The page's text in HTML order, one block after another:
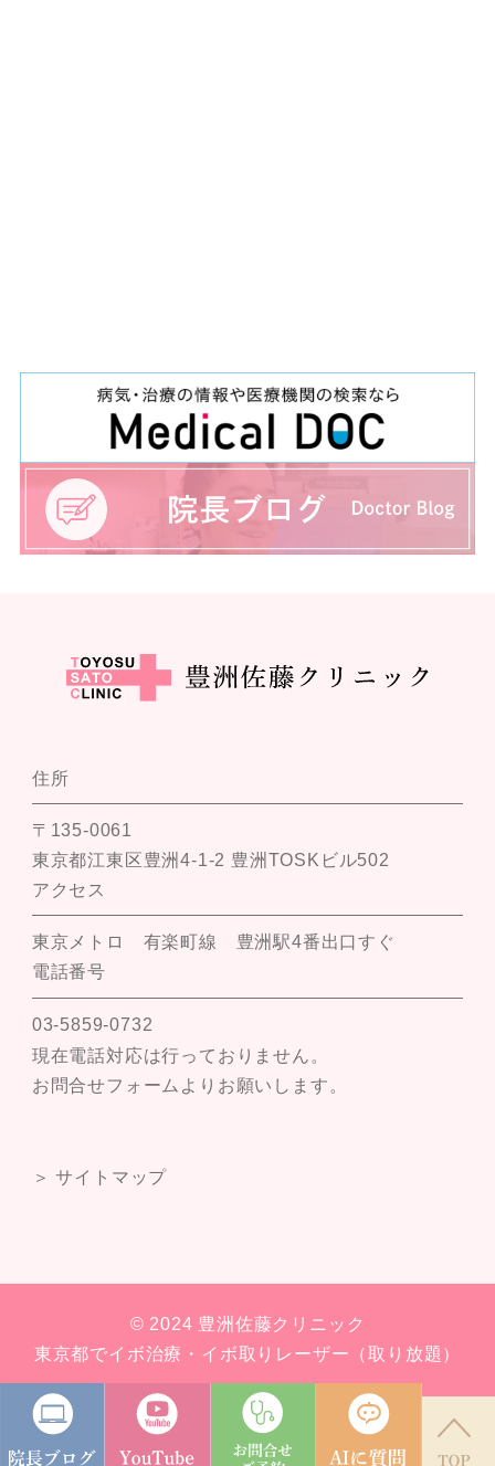
住所
〒135-0061
東京都江東区豊洲4-1-2 豊洲TOSKビル502
アクセス
東京メトロ 有楽町線 豊洲駅4番出口すぐ
電話番号
03-5859-0732
現在電話対応は行っておりません。
お問合せフォームよりお願いします。
＞ サイトマップ
© 2024 豊洲佐藤クリニック
東京都でイボ治療・イボ取りレーザー（取り放題）